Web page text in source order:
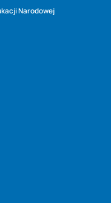
Narodowej